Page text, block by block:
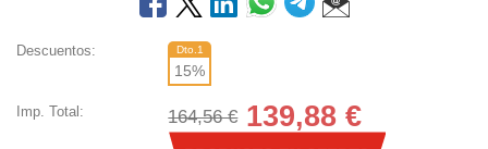
Descuentos: Dto.1
15%
Imp. Total: 164,56 € 139,88 €